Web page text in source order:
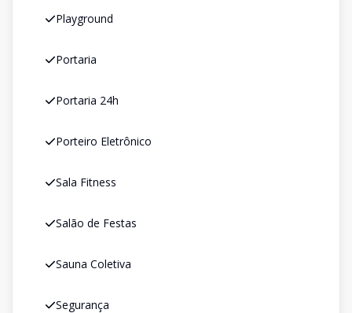
Playground
Portaria
Portaria 24h
Porteiro Eletrônico
Sala Fitness
Salão de Festas
Sauna Coletiva
Segurança